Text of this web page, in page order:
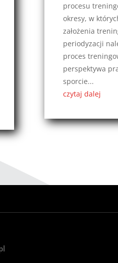
procesu
okresy, w
założenia
periodyzacji
proces
perspektywa
sporcie...
czytaj dalej